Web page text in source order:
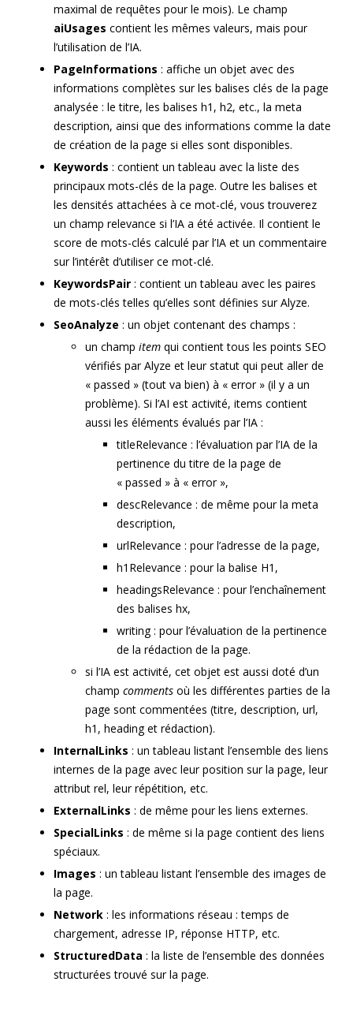
maximal de requêtes pour le mois). Le champ
aiUsages contient les mêmes valeurs, mais pour
l’utilisation de l’IA.
PageInformations : affiche un objet avec des
informations complètes sur les balises clés de la page
analysée : le titre, les balises h1, h2, etc., la meta
description, ainsi que des informations comme la date
de création de la page si elles sont disponibles.
Keywords : contient un tableau avec la liste des
principaux mots-clés de la page. Outre les balises et
les densités attachées à ce mot-clé, vous trouverez
un champ relevance si l’IA a été activée. Il contient le
score de mots-clés calculé par l’IA et un commentaire
sur l’intérêt d’utiliser ce mot-clé.
KeywordsPair : contient un tableau avec les paires
de mots-clés telles qu’elles sont définies sur Alyze.
SeoAnalyze : un objet contenant des champs :
un champ item qui contient tous les points SEO
vérifiés par Alyze et leur statut qui peut aller de
« passed » (tout va bien) à « error » (il y a un
problème). Si l’AI est activité, items contient
aussi les éléments évalués par l’IA :
titleRelevance : l’évaluation par l’IA de la
pertinence du titre de la page de
« passed » à « error »,
descRelevance : de même pour la meta
description,
urlRelevance : pour l’adresse de la page,
h1Relevance : pour la balise H1,
headingsRelevance : pour l’enchaînement
des balises hx,
writing : pour l’évaluation de la pertinence
de la rédaction de la page.
si l’IA est activité, cet objet est aussi doté d’un
champ comments où les différentes parties de la
page sont commentées (titre, description, url,
h1, heading et rédaction).
InternalLinks : un tableau listant l’ensemble des liens
internes de la page avec leur position sur la page, leur
attribut rel, leur répétition, etc.
ExternalLinks : de même pour les liens externes.
SpecialLinks : de même si la page contient des liens
spéciaux.
Images : un tableau listant l’ensemble des images de
la page.
Network : les informations réseau : temps de
chargement, adresse IP, réponse HTTP, etc.
StructuredData : la liste de l’ensemble des données
structurées trouvé sur la page.